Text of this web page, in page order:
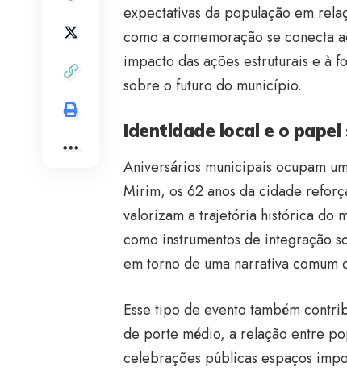
expectativas da população em
como a comemoração se conecta
impacto das ações estruturais e à
sobre o futuro do município.
Identidade local e o
Aniversários municipais ocupam
Mirim, os 62 anos da cidade
valorizam a trajetória histórica do
como instrumentos de integração
em torno de uma narrativa comum
Esse tipo de evento também
de porte médio, a relação entre
celebrações públicas espaços